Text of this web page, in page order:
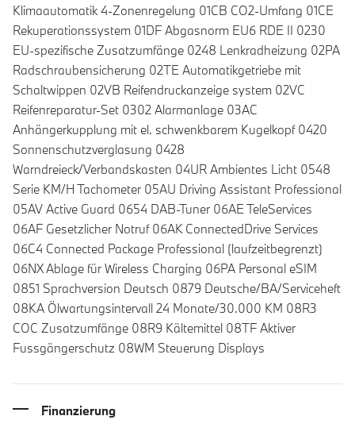
Klimaautomatik 4-Zonenregelung 01CB CO2-Umfang 01CE
Rekuperationssystem 01DF Abgasnorm EU6 RDE II 0230
EU-spezifische Zusatzumfänge 0248 Lenkradheizung 02PA
Radschraubensicherung 02TE Automatikgetriebe mit
Schaltwippen 02VB Reifendruckanzeige system 02VC
Reifenreparatur-Set 0302 Alarmanlage 03AC
Anhängerkupplung mit el. schwenkbarem Kugelkopf 0420
Sonnenschutzverglasung 0428
Warndreieck/Verbandskasten 04UR Ambientes Licht 0548
Serie KM/H Tachometer 05AU Driving Assistant Professional
05AV Active Guard 0654 DAB-Tuner 06AE TeleServices
06AF Gesetzlicher Notruf 06AK ConnectedDrive Services
06C4 Connected Package Professional (laufzeitbegrenzt)
06NX Ablage für Wireless Charging 06PA Personal eSIM
0851 Sprachversion Deutsch 0879 Deutsche/BA/Serviceheft
08KA Ölwartungsintervall 24 Monate/30.000 KM 08R3
COC Zusatzumfänge 08R9 Kältemittel 08TF Aktiver
Fussgängerschutz 08WM Steuerung Displays
Finanzierung